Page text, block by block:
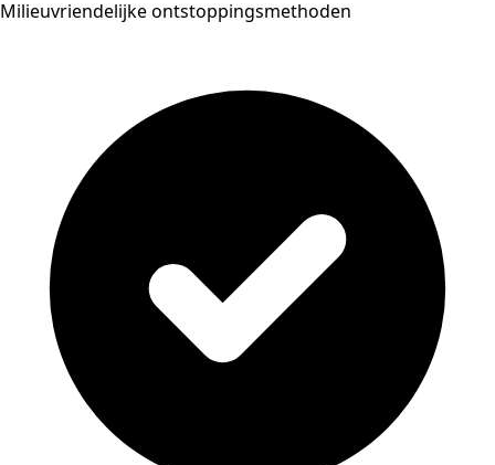
Milieuvriendelijke ontstoppingsmethoden